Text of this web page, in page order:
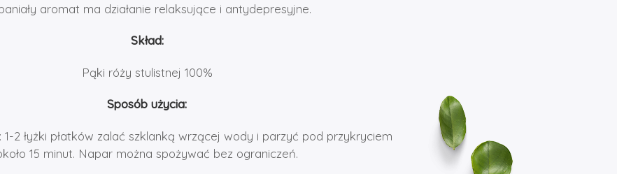
aromat ma działanie relaksujące i antydepresyjne.
Skład:
Pąki róży stulistnej 100%
Sposób użycia:
2 łyżki płatków zalać szklanką wrzącej wody i parzyć pod przykryciem
15 minut. Napar można spożywać bez ograniczeń.